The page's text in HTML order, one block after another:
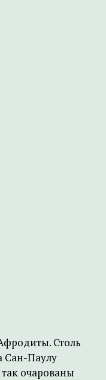
Столь
Сан-Паулу
очарованы